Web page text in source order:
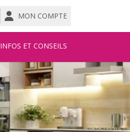
MON COMPTE
INFOS ET CONSEILS